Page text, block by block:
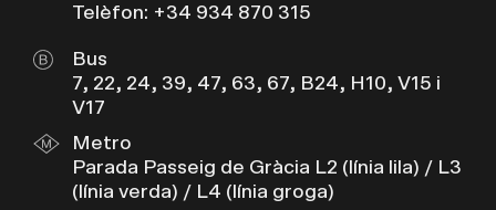
Telèfon: +34 934 870 315
Bus
7, 22, 24, 39, 47, 63, 67, B24, H10, V15 i
V17
Metro
Parada Passeig de Gràcia L2 (línia lila) / L3
(línia verda) / L4 (línia groga)